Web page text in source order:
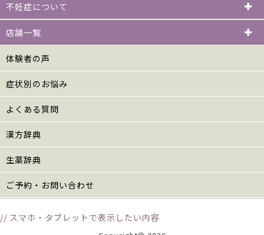
不妊症について
店舗一覧
体験者の声
症状別のお悩み
よくある質問
漢方辞典
生薬辞典
ご予約・お問い合わせ
// スマホ・タブレットで表示したい内容